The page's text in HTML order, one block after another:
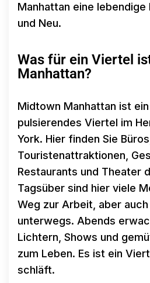
Manhattan eine
und Neu.
Was für ein Viertel
Manhattan?
Midtown Manhattan ist
pulsierendes Viertel im
York. Hier finden Sie
Touristenattraktionen,
Restaurants und Theater
Tagsüber sind hier viele
Weg zur Arbeit, aber
unterwegs. Abends
Lichtern, Shows und
zum Leben. Es ist ein
schläft.